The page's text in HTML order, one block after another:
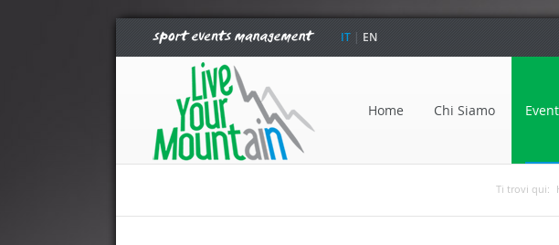
IT | EN
Home Chi Siamo
Ti trovi qui: